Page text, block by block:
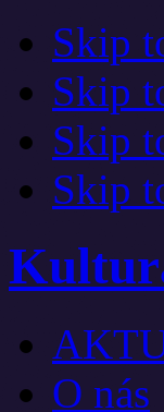
Skip
Skip
Skip
Skip
O nás